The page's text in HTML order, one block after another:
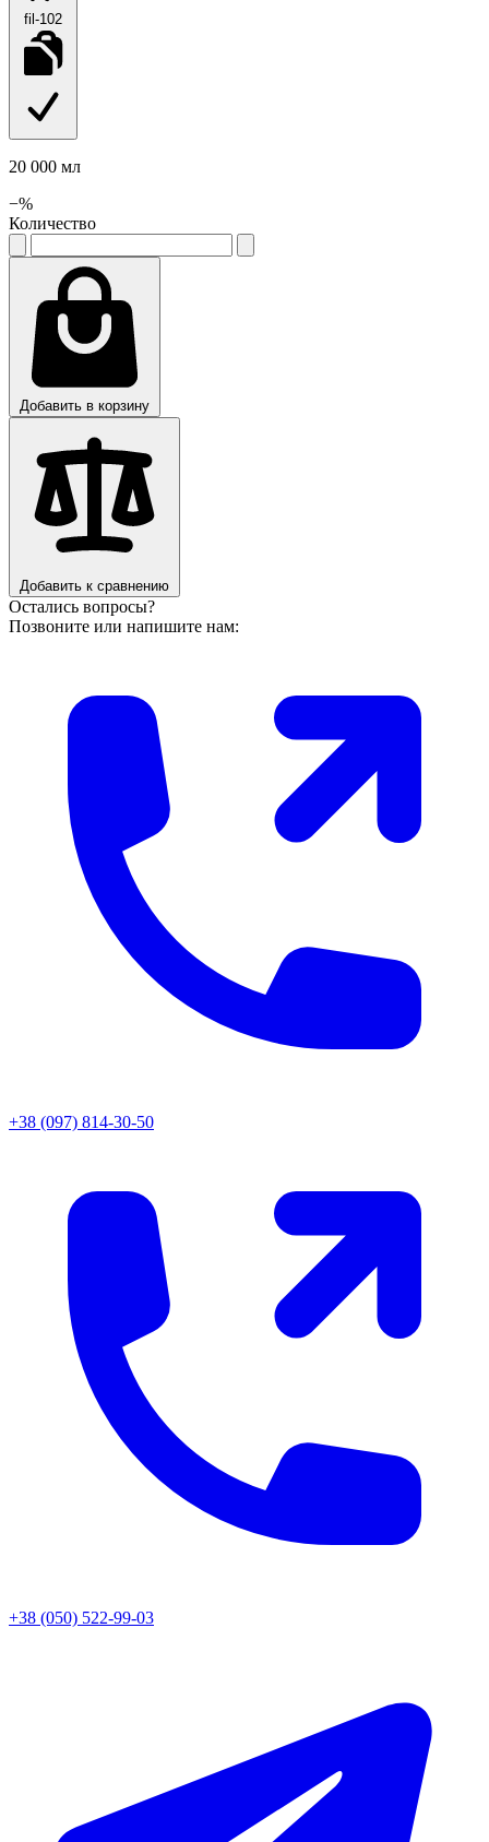
fil-102
20 000 мл
−%
Количество
Добавить в корзину
Добавить к сравнению
Остались вопросы?
Позвоните или напишите нам:
+38 (097) 814-30-50
+38 (050) 522-99-03